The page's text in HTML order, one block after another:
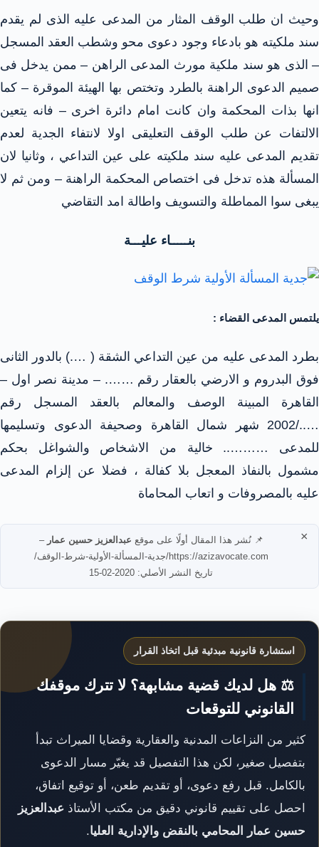
وحيث ان طلب الوقف المثار من المدعى عليه الذى لم يقدم
سند ملكيته هو بادعاء وجود دعوى محو وشطب العقد المسجل
– الذى هو سند ملكية مورث المدعى الراهن – ممن يدخل فى
صميم الدعوى الراهنة بالطرد وتختص بها الهيئة الموقرة – كما
انها بذات المحكمة وان كانت امام دائرة اخرى – فانه يتعين
الالتفات عن طلب الوقف التعليقى اولا لانتفاء الجدية لعدم
تقديم المدعى عليه سند ملكيته على عين التداعي ، وثانيا لان
المسألة هذه تدخل فى اختصاص المحكمة الراهنة – ومن ثم لا
يبغى سوا المماطلة والتسويف واطالة امد التقاضي
بنـــــاء عليـــة
يلتمس المدعى القضاء :
بطرد المدعى عليه من عين التداعي الشقة ( ….) بالدور الثانى
فوق البدروم و الارضي بالعقار رقم ……. – مدينة نصر اول –
القاهرة المبينة الوصف والمعالم بالعقد المسجل رقم
…../2002 شهر شمال القاهرة وصحيفة الدعوى وتسليمها
للمدعى ……….. خالية من الاشخاص والشواغل بحكم
مشمول بالنفاذ المعجل بلا كفالة ، فضلا عن إلزام المدعى
عليه بالمصروفات و اتعاب المحاماة
📌 نُشر هذا المقال أولًا على موقع عبدالعزيز حسين عمار –
https://azizavocate.com/جدية-المسألة-الأولية-شرط-الوقف/
تاريخ النشر الأصلي: 2020-02-15
×
استشارة قانونية مبدئية قبل اتخاذ القرار
⚖️ هل لديك قضية مشابهة؟ لا تترك موقفك
القانوني للتوقعات
كثير من النزاعات المدنية والعقارية وقضايا الميراث تبدأ
بتفصيل صغير، لكن هذا التفصيل قد يغيّر مسار الدعوى
بالكامل. قبل رفع دعوى، أو تقديم طعن، أو توقيع اتفاق،
احصل على تقييم قانوني دقيق من مكتب الأستاذ عبدالعزيز
حسين عمار المحامي بالنقض والإدارية العليا.